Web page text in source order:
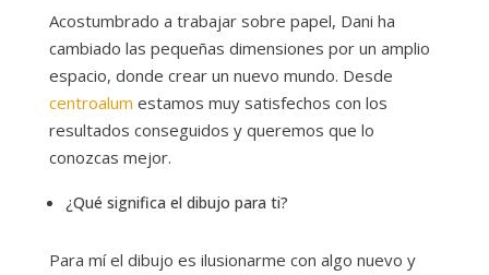
Acostumbrado a trabajar sobre papel, Dani ha
cambiado las pequeñas dimensiones por un amplio
espacio, donde crear un nuevo mundo. Desde
centroalum estamos muy satisfechos con los
resultados conseguidos y queremos que lo
conozcas mejor.
¿Qué significa el dibujo para ti?
Para mí el dibujo es ilusionarme con algo nuevo y